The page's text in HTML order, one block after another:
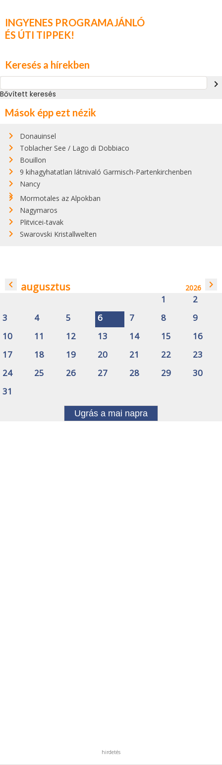
INGYENES PROGRAMAJÁNLÓ
ÉS ÚTI TIPPEK!
Keresés a hírekben
navigate_next
Bővített keresés
Mások épp ezt nézik
Donauinsel
Toblacher See / Lago di Dobbiaco
Bouillon
9 kihagyhatatlan látnivaló Garmisch-Partenkirchenben
Nancy
Mormotales az Alpokban
Nagymaros
Plitvicei-tavak
Swarovski Kristallwelten
navigate_before augusztus 2026 navigate_next
1
2
3
4 5 6 7 8
9
10
11 12 13 14 15
16
17
18 19 20 21 22
23
24
25 26 27 28 29
30
31
Ugrás a mai napra
hirdetés